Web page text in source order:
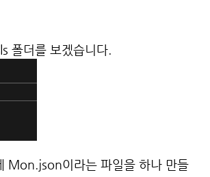
폴더를 보겠습니다.
Mon.json이라는 파일을 하나 만들